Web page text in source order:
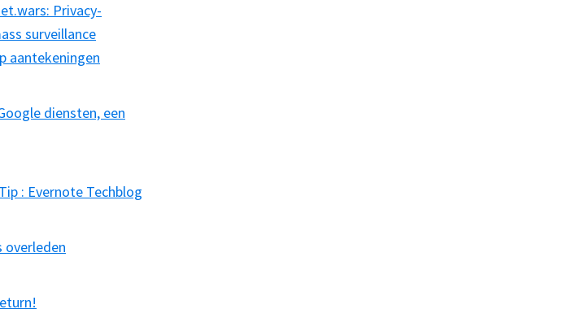
Privacy-
surveillance
aantekeningen
diensten, een
: Evernote Techblog
overleden